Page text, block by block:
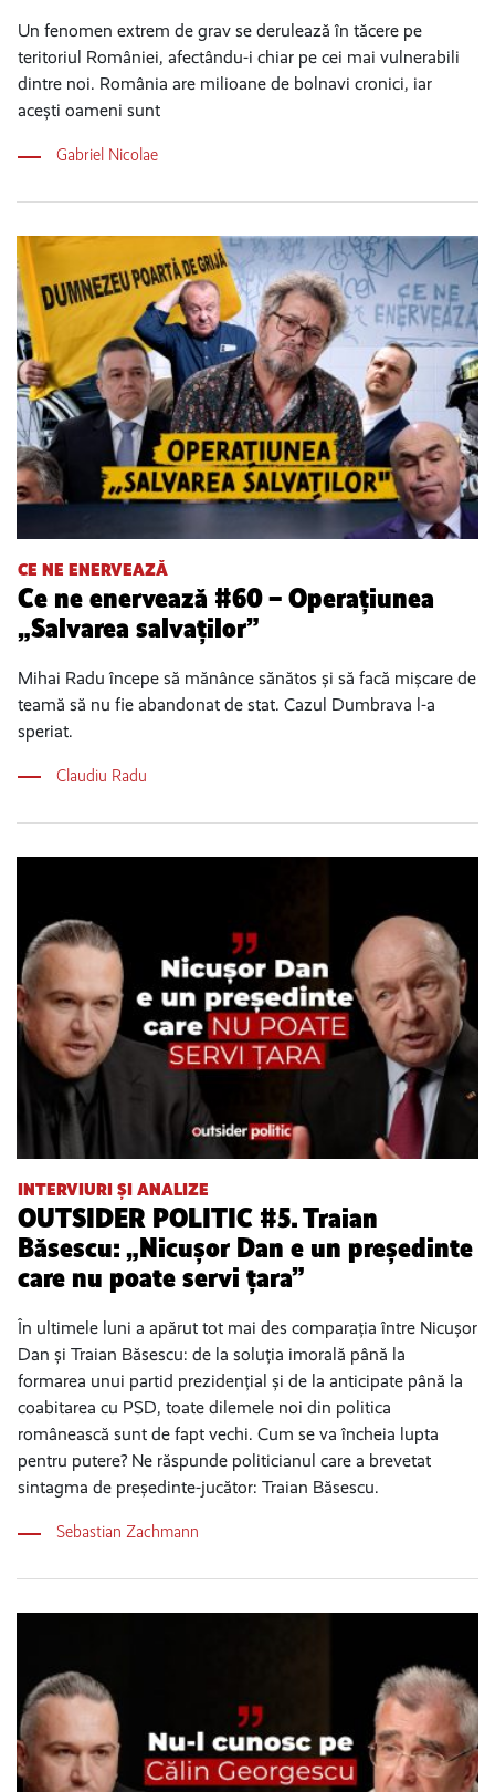
Un fenomen extrem de grav se derulează în tăcere pe
teritoriul României, afectându-i chiar pe cei mai vulnerabili
dintre noi. România are milioane de bolnavi cronici, iar
acești oameni sunt
Gabriel Nicolae
CE NE ENERVEAZĂ
Ce ne enervează #60 – Operațiunea
„Salvarea salvaților”
Mihai Radu începe să mănânce sănătos și să facă mișcare de
teamă să nu fie abandonat de stat. Cazul Dumbrava l-a
speriat.
Claudiu Radu
INTERVIURI ȘI ANALIZE
OUTSIDER POLITIC #5. Traian
Băsescu: „Nicușor Dan e un președinte
care nu poate servi țara”
În ultimele luni a apărut tot mai des comparația între Nicușor
Dan și Traian Băsescu: de la soluția imorală până la
formarea unui partid prezidențial și de la anticipate până la
coabitarea cu PSD, toate dilemele noi din politica
românească sunt de fapt vechi. Cum se va încheia lupta
pentru putere? Ne răspunde politicianul care a brevetat
sintagma de președinte-jucător: Traian Băsescu.
Sebastian Zachmann